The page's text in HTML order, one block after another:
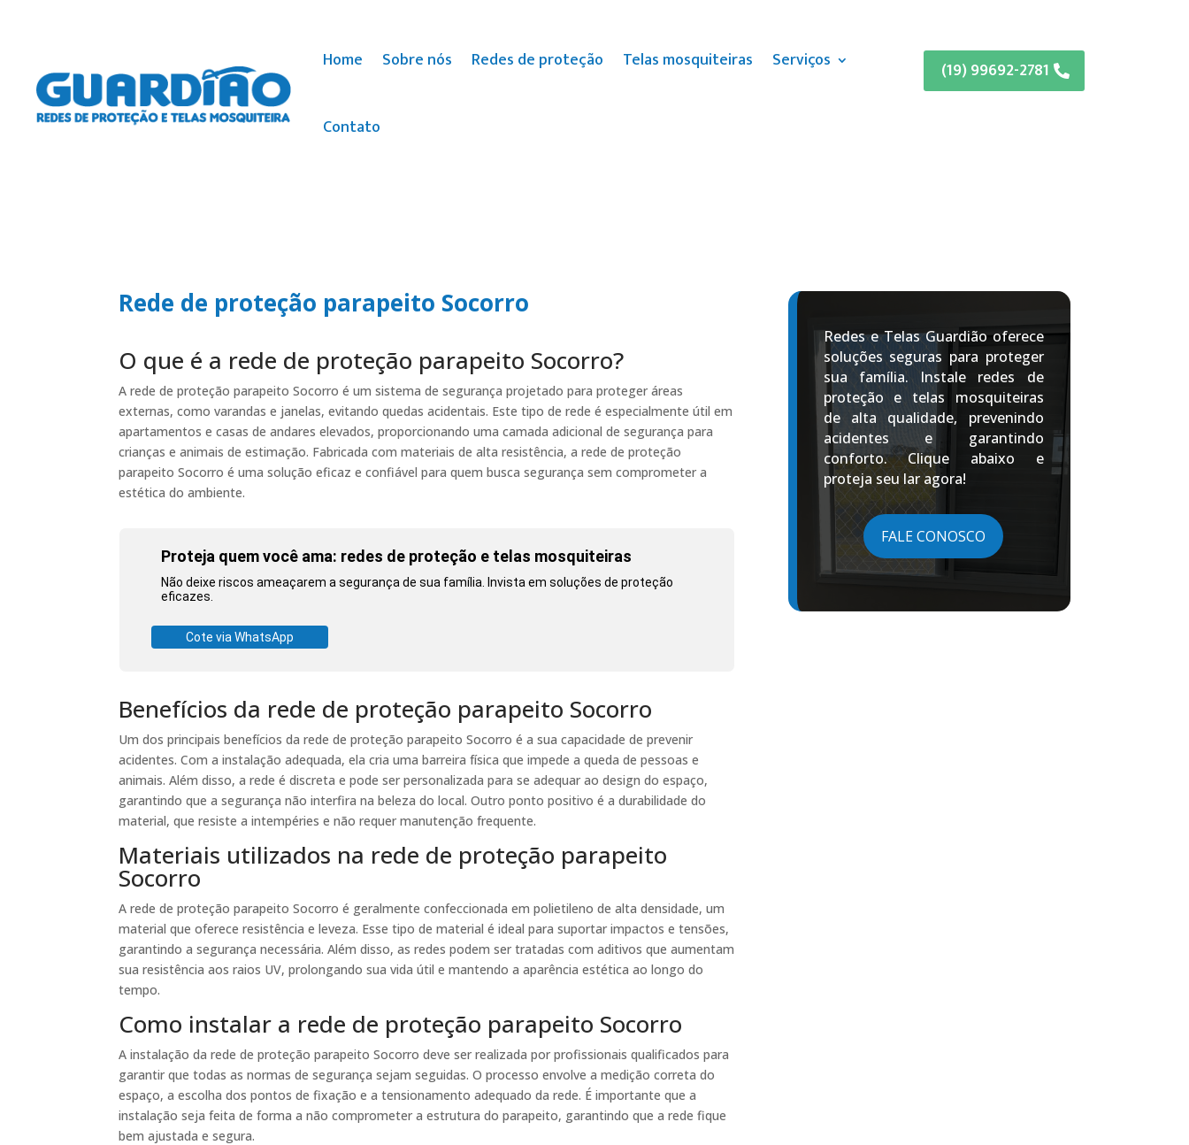
Home Sobre nós Redes de proteção Telas mosquiteiras Serviços
Contato
(19) 99692-2781
Rede de proteção parapeito Socorro
O que é a rede de proteção parapeito Socorro?
A rede de proteção parapeito Socorro é um sistema de segurança projetado para proteger áreas
externas, como varandas e janelas, evitando quedas acidentais. Este tipo de rede é especialmente útil em
apartamentos e casas de andares elevados, proporcionando uma camada adicional de segurança para
crianças e animais de estimação. Fabricada com materiais de alta resistência, a rede de proteção
parapeito Socorro é uma solução eficaz e confiável para quem busca segurança sem comprometer a
estética do ambiente.
Proteja quem você ama: redes de proteção e telas mosquiteiras
Não deixe riscos ameaçarem a segurança de sua família. Invista em soluções de proteção
eficazes.
Cote via WhatsApp
Benefícios da rede de proteção parapeito Socorro
Um dos principais benefícios da rede de proteção parapeito Socorro é a sua capacidade de prevenir
acidentes. Com a instalação adequada, ela cria uma barreira física que impede a queda de pessoas e
animais. Além disso, a rede é discreta e pode ser personalizada para se adequar ao design do espaço,
garantindo que a segurança não interfira na beleza do local. Outro ponto positivo é a durabilidade do
material, que resiste a intempéries e não requer manutenção frequente.
Materiais utilizados na rede de proteção parapeito
Socorro
A rede de proteção parapeito Socorro é geralmente confeccionada em polietileno de alta densidade, um
material que oferece resistência e leveza. Esse tipo de material é ideal para suportar impactos e tensões,
garantindo a segurança necessária. Além disso, as redes podem ser tratadas com aditivos que aumentam
sua resistência aos raios UV, prolongando sua vida útil e mantendo a aparência estética ao longo do
tempo.
Como instalar a rede de proteção parapeito Socorro
A instalação da rede de proteção parapeito Socorro deve ser realizada por profissionais qualificados para
garantir que todas as normas de segurança sejam seguidas. O processo envolve a medição correta do
espaço, a escolha dos pontos de fixação e a tensionamento adequado da rede. É importante que a
instalação seja feita de forma a não comprometer a estrutura do parapeito, garantindo que a rede fique
bem ajustada e segura.
Redes e Telas Guardião oferece
soluções seguras para proteger
sua família. Instale redes de
proteção e telas mosquiteiras
de alta qualidade, prevenindo
acidentes e garantindo
conforto. Clique abaixo e
proteja seu lar agora!
FALE CONOSCO